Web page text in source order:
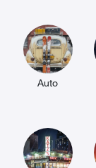
Auto